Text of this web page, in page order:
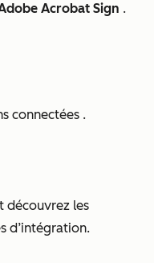
Acrobat Sign .
connectées .
découvrez les
d’intégration.